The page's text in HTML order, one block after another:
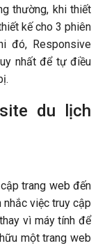
thường, khi thiết
kế cho 3 phiên
đó, Responsive
nhất để tự điều
du lịch
trang web đến
việc truy cập
vì máy tính để
một trang web